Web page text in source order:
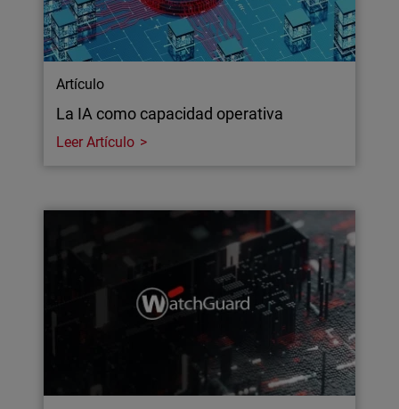
Artículo
La IA como capacidad operativa
Leer Artículo